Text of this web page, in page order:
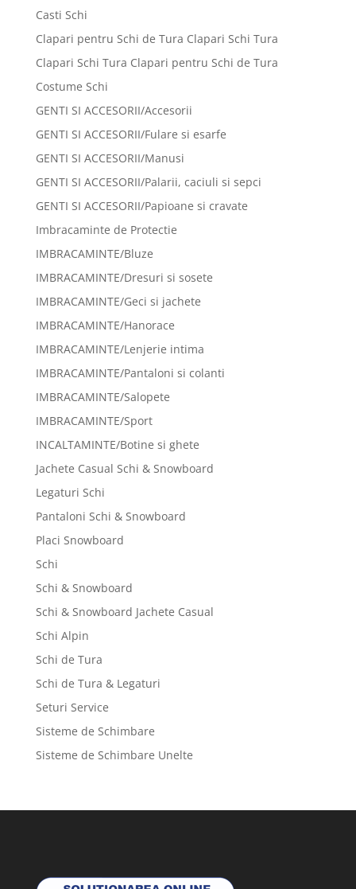
Casti Schi
Clapari pentru Schi de Tura Clapari Schi Tura
Clapari Schi Tura Clapari pentru Schi de Tura
Costume Schi
GENTI SI ACCESORII/Accesorii
GENTI SI ACCESORII/Fulare si esarfe
GENTI SI ACCESORII/Manusi
GENTI SI ACCESORII/Palarii, caciuli si sepci
GENTI SI ACCESORII/Papioane si cravate
Imbracaminte de Protectie
IMBRACAMINTE/Bluze
IMBRACAMINTE/Dresuri si sosete
IMBRACAMINTE/Geci si jachete
IMBRACAMINTE/Hanorace
IMBRACAMINTE/Lenjerie intima
IMBRACAMINTE/Pantaloni si colanti
IMBRACAMINTE/Salopete
IMBRACAMINTE/Sport
INCALTAMINTE/Botine si ghete
Jachete Casual Schi & Snowboard
Legaturi Schi
Pantaloni Schi & Snowboard
Placi Snowboard
Schi
Schi & Snowboard
Schi & Snowboard Jachete Casual
Schi Alpin
Schi de Tura
Schi de Tura & Legaturi
Seturi Service
Sisteme de Schimbare
Sisteme de Schimbare Unelte